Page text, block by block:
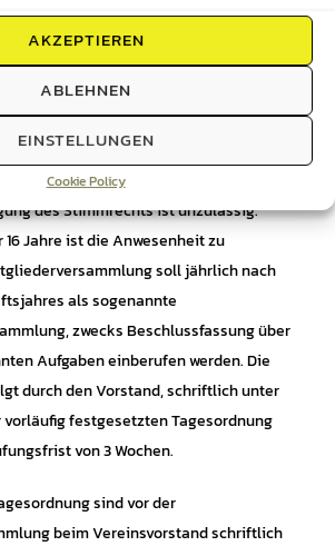
AKZEPTIEREN
ABLEHNEN
EINSTELLUNGEN
Cookie Policy
und Vorsitz
bezüglich der Vereinsleitung
werden in der
als oberstes Organ des Vereins
Mitglieder über 16 Jahre haben eine
des Stimmrechts ist unzulässig.
Jahre ist die Anwesenheit zu
soll jährlich nach
als sogenannte
zwecks Beschlussfassung über
Aufgaben einberufen werden. Die
durch den Vorstand, schriftlich unter
festgesetzten Tagesordnung
von 3 Wochen.
sind vor der
beim Vereinsvorstand schriftlich